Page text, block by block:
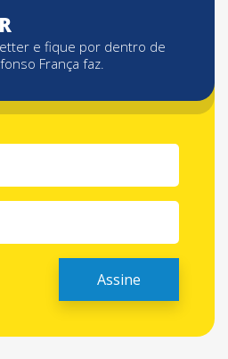
e fique por dentro de
França faz.